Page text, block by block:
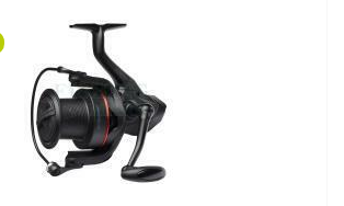
ZOBACZ PRODUKT